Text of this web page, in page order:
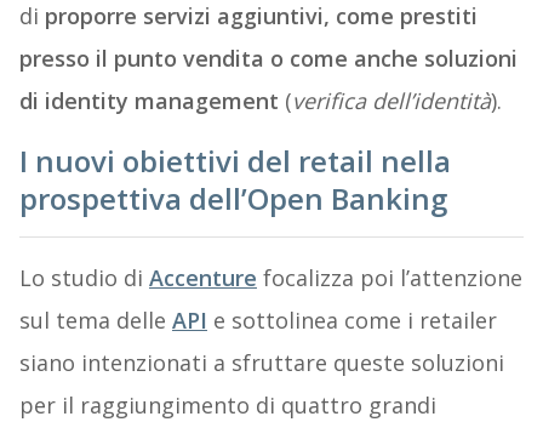
di proporre servizi aggiuntivi, come prestiti
presso il punto vendita o come anche soluzioni
di identity management (verifica dell’identità).
I nuovi obiettivi del retail nella
prospettiva dell’Open Banking
Lo studio di Accenture focalizza poi l’attenzione
sul tema delle API e sottolinea come i retailer
siano intenzionati a sfruttare queste soluzioni
per il raggiungimento di quattro grandi